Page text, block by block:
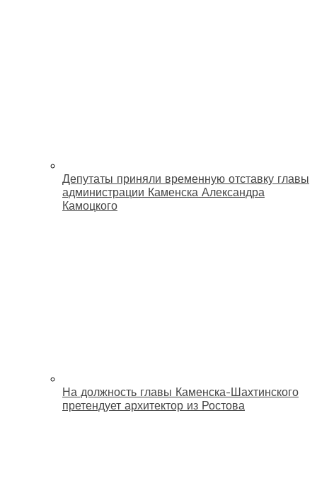
Депутаты приняли временную отставку главы
администрации Каменска Александра
Камоцкого
На должность главы Каменска-Шахтинского
претендует архитектор из Ростова